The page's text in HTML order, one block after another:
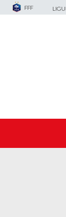
FFF